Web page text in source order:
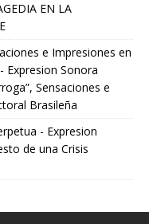
EN LA
e Impresiones en
Expresion Sonora
Sensaciones e
Brasileña
- Expresion
de una Crisis